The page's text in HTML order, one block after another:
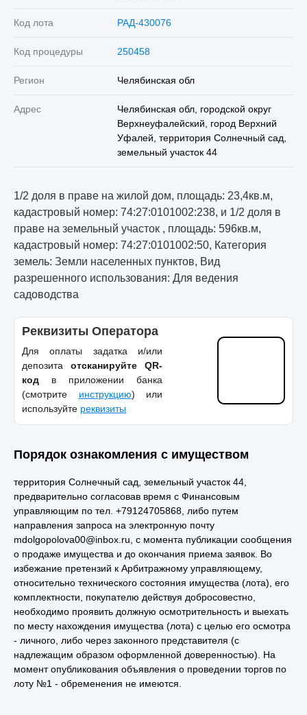
Код лота РАД-430076
Код процедуры 250458
Регион Челябинская обл
Адрес
Челябинская обл, городской округ
Верхнеуфалейский, город Верхний
Уфалей, территория Солнечный сад,
земельный участок 44
1/2 доля в праве на жилой дом, площадь: 23,4кв.м,
кадастровый номер: 74:27:0101002:238, и 1/2 доля в
праве на земельный участок , площадь: 596кв.м,
кадастровый номер: 74:27:0101002:50, Категория
земель: Земли населенных пунктов, Вид
разрешенного использования: Для ведения
садоводства
Реквизиты Оператора
Для оплаты задатка и/или
депозита отсканируйте QR-
код в приложении банка
(смотрите инструкцию) или
используйте реквизиты
Порядок ознакомления с имуществом
территория Солнечный сад, земельный участок 44,
предварительно согласовав время с Финансовым
управляющим по тел. +79124705868, либо путем
направления запроса на электронную почту
mdolgopolova00@inbox.ru, с момента публикации сообщения
о продаже имущества и до окончания приема заявок. Во
избежание претензий к Арбитражному управляющему,
относительно технического состояния имущества (лота), его
комплектности, покупателю действуя добросовестно,
необходимо проявить должную осмотрительность и выехать
по месту нахождения имущества (лота) с целью его осмотра
- личного, либо через законного представителя (с
надлежащим образом оформленной доверенностью). На
момент опубликования объявления о проведении торгов по
лоту №1 - обременения не имеются.